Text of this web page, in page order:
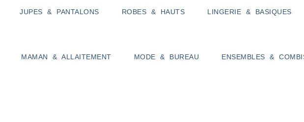
JUPES & PANTALONS ROBES & HAUTS LINGERIE & BASIQUES
MAMAN & ALLAITEMENT MODE & BUREAU ENSEMBLES &